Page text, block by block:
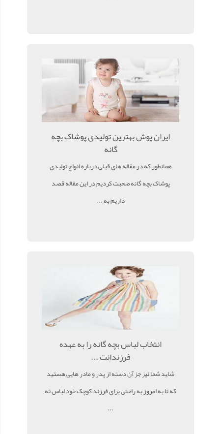
ایران پوش بهترین تولیدی پوشاک بچه
گانه
همانطور که در مقاله های قبلی درباره انواع تولیدی
پوشاک بچه گانه صحبت کردیم در این مقاله قصد
داریم به ...
انتخاب لباس بچه گانه را به عهده
فرزندانت ...
شاید شما نیز جز آن دسته از پدر و مادر هایی هستید
که تا به امروز به راحتی برای فرزند کوچک خود لباس ته
...